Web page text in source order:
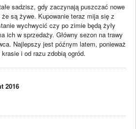
sadzisz, gdy zaczynają puszczać nowe
są żywe. Kupowanie teraz mija się z
wychwycić czy po zimie będą żyły
ich w sprzedaży. Główny sezon na trawy
Najlepszy jest późnym latem, ponieważ
i od razu zdobią ogród.
2016